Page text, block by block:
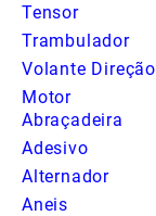
Tensor
Trambulador
Volante Direção
Motor
Abraçadeira
Adesivo
Alternador
Aneis